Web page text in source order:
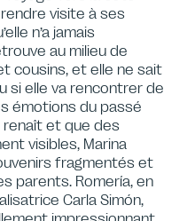
visite à ses
n’a jamais
au milieu de
cousins, et elle ne sait
si elle va rencontrer de
émotions du passé
renaît et que des
visibles, Marina
fragmentés et
parents. Romería, en
Carla Simón,